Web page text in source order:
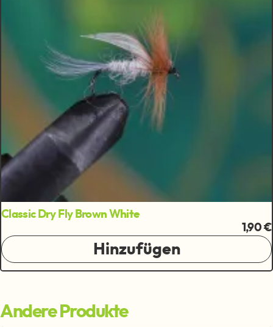
Classic Dry Fly Brown White
1,90 €
Hinzufügen
Andere Produkte